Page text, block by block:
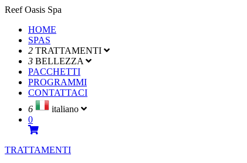
Reef Oasis Spa
HOME
SPAS
2 TRATTAMENTI
3 BELLEZZA
PACCHETTI
PROGRAMMI
CONTATTACI
6
italiano
0
TRATTAMENTI